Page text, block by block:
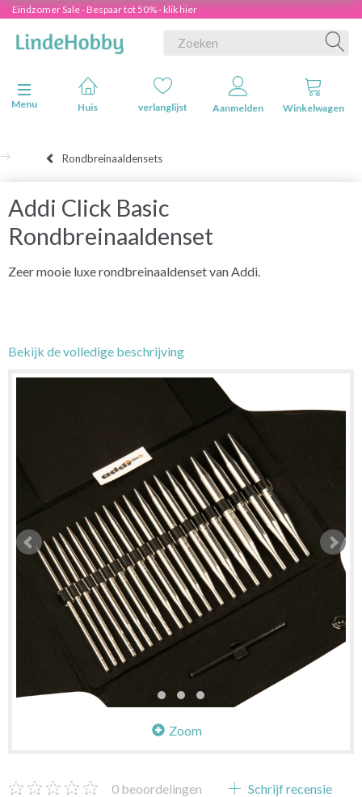
Eindzomer Sale - Bespaar tot 50% - klik hier
Navigatie in-/uitschakelen
Menu
Huis verlanglijst Aanmelden Winkelwagen
Rondbreinaaldensets
Addi Click Basic
Rondbreinaaldenset
Zeer mooie luxe rondbreinaaldenset van Addi.
Bekijk de volledige beschrijving
Zoom
0 beoordelingen Schrijf recensie